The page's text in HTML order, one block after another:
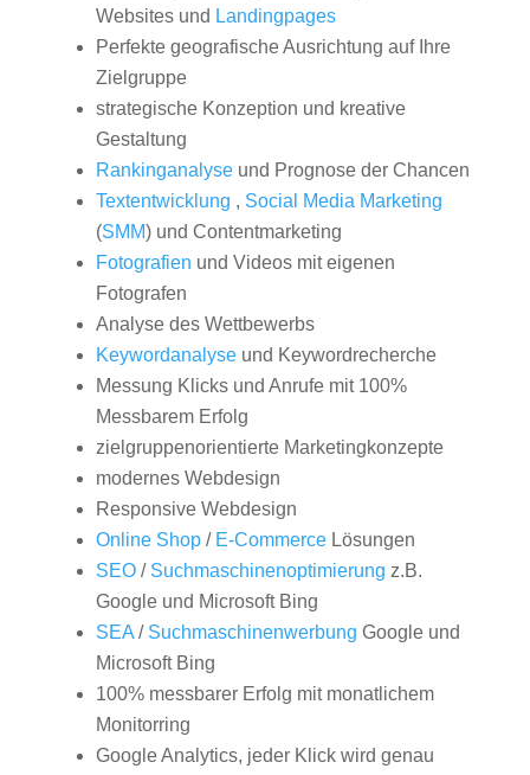
Websites und Landingpages
Perfekte geografische Ausrichtung auf Ihre
Zielgruppe
strategische Konzeption und kreative
Gestaltung
Rankinganalyseund Prognose der Chancen
Textentwicklung , Social Media Marketing
(SMM) und Contentmarketing
Fotografien und Videos mit eigenen
Fotografen
Analyse des Wettbewerbs
Keywordanalyseund Keywordrecherche
Messung Klicks und Anrufe mit 100%
Messbarem Erfolg
zielgruppenorientierte Marketingkonzepte
modernes Webdesign
Responsive Webdesign
Online Shop/ E-CommerceLösungen
SEO/ Suchmaschinenoptimierung z.B.
Google und Microsoft Bing
SEA/ Suchmaschinenwerbung Google und
Microsoft Bing
100% messbarer Erfolg mit monatlichem
Monitorring
Google Analytics, jeder Klick wird genau